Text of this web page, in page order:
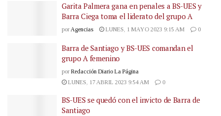
Garita Palmera gana en penales a BS-UES y
Barra Ciega toma el liderato del grupo A
por Agencias LUNES, 1 MAYO 2023 9:15 AM 0
Barra de Santiago y BS-UES comandan el
grupo A femenino
por Redacción Diario La Página
LUNES, 17 ABRIL 2023 9:54 AM
0
BS-UES se quedó con el invicto de Barra de
Santiago